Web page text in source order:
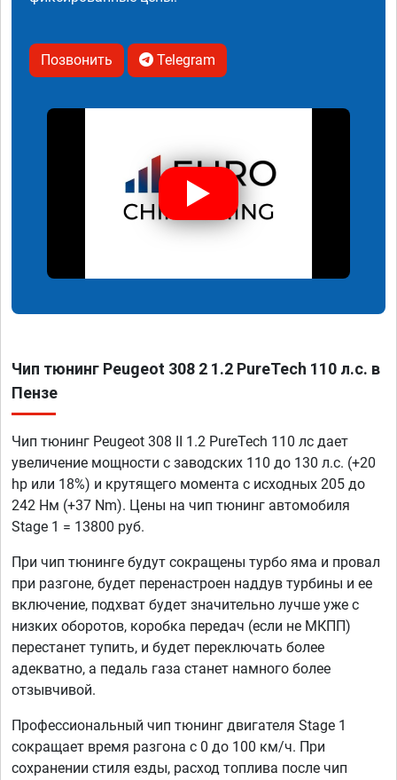
Позвонить Telegram
Чип тюнинг Peugeot 308 2 1.2 PureTech 110 л.с. в
Пензе
Чип тюнинг Peugeot 308 II 1.2 PureTech 110 лс дает
увеличение мощности с заводских 110 до 130 л.с. (+20
hp или 18%) и крутящего момента с исходных 205 до
242 Нм (+37 Nm). Цены на чип тюнинг автомобиля
Stage 1 = 13800 руб.
При чип тюнинге будут сокращены турбо яма и провал
при разгоне, будет перенастроен наддув турбины и ее
включение, подхват будет значительно лучше уже с
низких оборотов, коробка передач (если не МКПП)
перестанет тупить, и будет переключать более
адекватно, а педаль газа станет намного более
отзывчивой.
Профессиональный чип тюнинг двигателя Stage 1
сокращает время разгона с 0 до 100 км/ч. При
сохранении стиля езды, расход топлива после чип